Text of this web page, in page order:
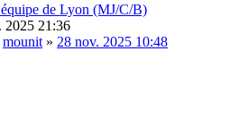
de Lyon (MJ/C/B)
2025 21:36
mounit » 28 nov. 2025 10:48